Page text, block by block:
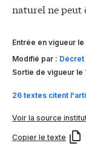
naturel ne peut
Entrée en vigueur le
Modifié par : Décret
Sortie de vigueur le
26 textes citent
Voir la source
Copier le texte